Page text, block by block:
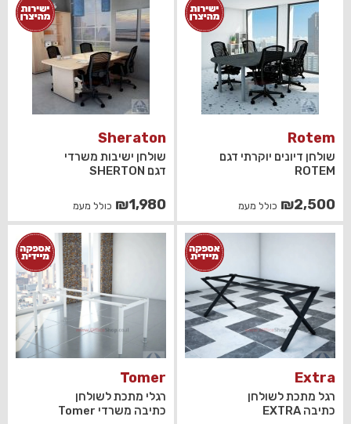
Rotem
שולחן דיונים יוקרתי דגם
ROTEM
₪2,500 כולל מעמ
Sheraton
שולחן ישיבות משרדי
דגם SHERTON
₪1,980 כולל מעמ
Extra
רגל מתכת לשולחן
כתיבה EXTRA
Tomer
רגלי מתכת לשולחן
כתיבה משרדי Tomer